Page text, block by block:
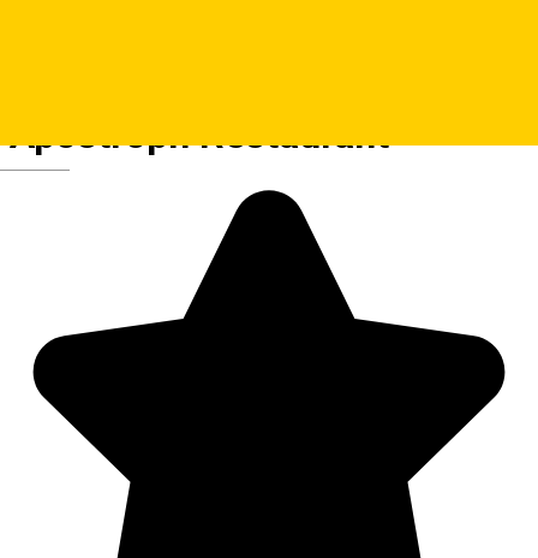
Deutsch
Apostroph Restaurant